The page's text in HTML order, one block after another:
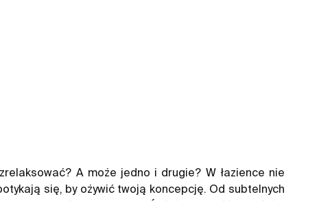
A może jedno i drugie? W łazience nie
się, by ożywić twoją koncepcję. Od subtelnych